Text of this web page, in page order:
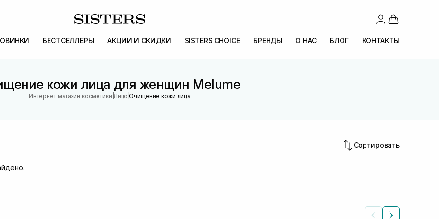
БЕСТСЕЛЛЕРЫ АКЦИИ И СКИДКИ SISTERS CHOICE БРЕНДЫ О НАС БЛОГ КОНТАКТЫ
кожи лица для женщин Melume
Интернет магазин косметики Лицо |Очищение кожи лица
Сортировать